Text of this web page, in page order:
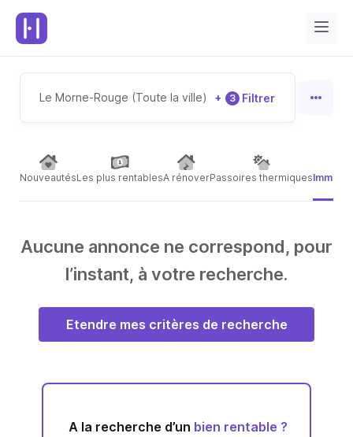
Le Morne-Rouge (Toute la ville) + 3 Filtrer
NouveautésLes plus rentablesA rénoverPassoires thermiques
Aucune annonce ne correspond, pour
l’instant, à votre recherche.
Etendre mes critères de recherche
A la recherche d’un bien rentable ?